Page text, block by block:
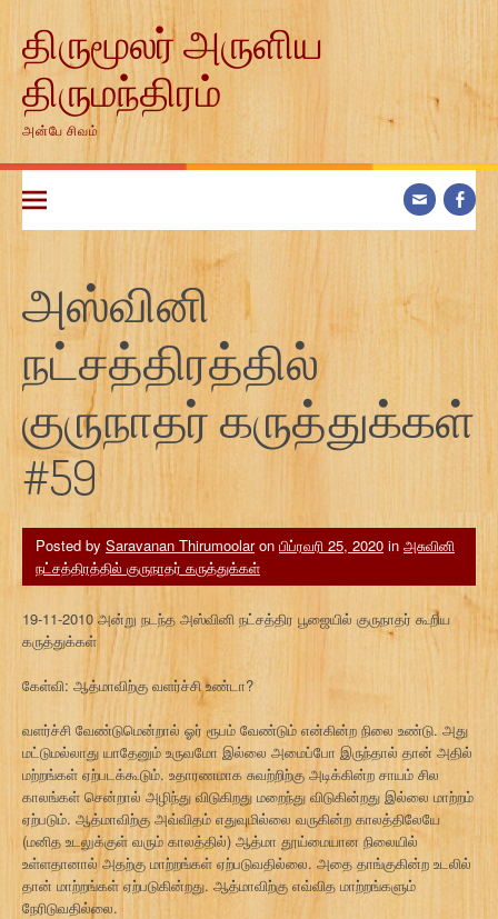
contentதிருமூலர் அருளிய
திருமந்திரம்
அன்பே சிவம்
அஸ்வினி
நட்சத்திரத்தில்
குருநாதர் கருத்துக்கள்
#59
Posted by Saravanan Thirumoolaron பிப்ரவரி 25, 2020 in அசுவினி
நட்சத்திரத்தில் குருநாதர் கருத்துக்கள்
19-11-2010 அன்று நடந்த அஸ்வினி நட்சத்திர பூஜையில் குருநாதர் கூறிய
கருத்துக்கள்
கேள்வி: ஆத்மாவிற்கு வளர்ச்சி உண்டா?
வளர்ச்சி வேண்டுமென்றால் ஓர் ரூபம் வேண்டும் என்கின்ற நிலை உண்டு. அது
மட்டுமல்லாது யாதேனும் உருவமோ இல்லை அமைப்போ இருந்தால் தான் அதில்
மற்றங்கள் ஏற்படக்கூடும். உதாரணமாக சுவற்றிற்கு அடிக்கின்ற சாயம் சில
காலங்கள் சென்றால் அழிந்து விடுகிறது மறைந்து விடுகின்றது இல்லை மாற்றம்
ஏற்படும். ஆத்மாவிற்கு அவ்விதம் எதுவுமில்லை வருகின்ற காலத்திலேயே
(மனித உடலுக்குள் வரும் காலத்தில்) ஆத்மா தூய்மையான நிலையில்
உள்ளதானால் அதற்கு மாற்றங்கள் ஏற்படுவதில்லை. அதை தாங்குகின்ற உடலில்
தான் மாற்றங்கள் ஏற்படுகின்றது. ஆத்மாவிற்கு எவ்வித மாற்றங்களும்
நேரிடுவதில்லை.